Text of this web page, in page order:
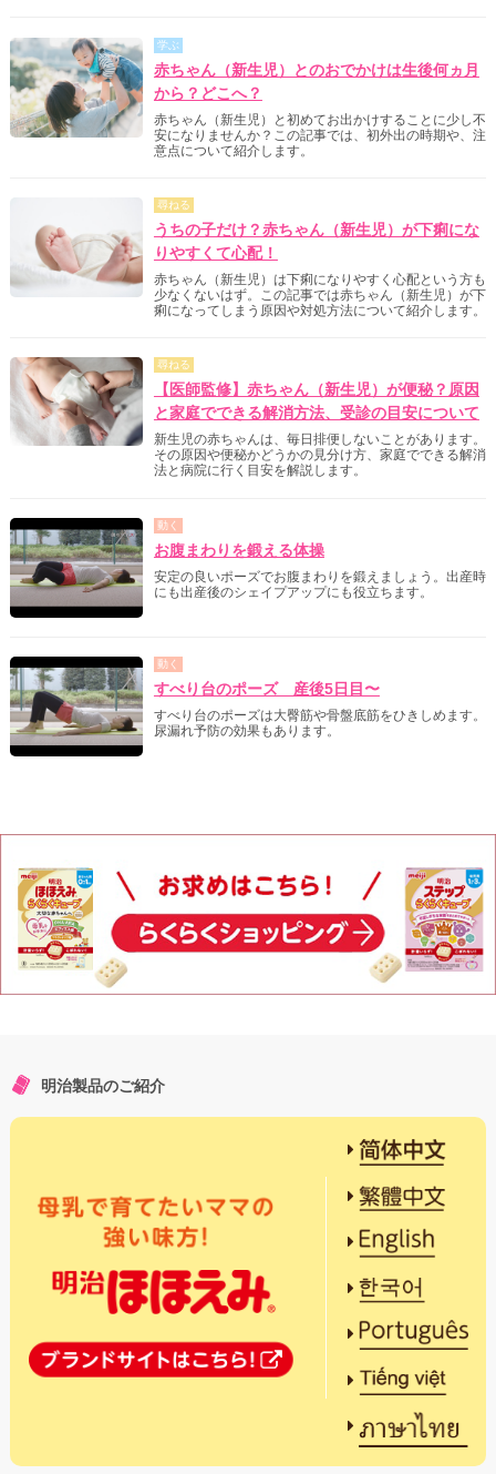
学ぶ
赤ちゃん（新生児）とのおでかけは生後何ヵ月
から？どこへ？
赤ちゃん（新生児）と初めてお出かけすることに少し不
安になりませんか？この記事では、初外出の時期や、注
意点について紹介します。
尋ねる
うちの子だけ？赤ちゃん（新生児）が下痢にな
りやすくて心配！
赤ちゃん（新生児）は下痢になりやすく心配という方も
少なくないはず。この記事では赤ちゃん（新生児）が下
痢になってしまう原因や対処方法について紹介します。
尋ねる
【医師監修】赤ちゃん（新生児）が便秘？原因
と家庭でできる解消方法、受診の目安について
新生児の赤ちゃんは、毎日排便しないことがあります。
その原因や便秘かどうかの見分け方、家庭でできる解消
法と病院に行く目安を解説します。
動く
お腹まわりを鍛える体操
安定の良いポーズでお腹まわりを鍛えましょう。出産時
にも出産後のシェイプアップにも役立ちます。
動く
すべり台のポーズ 産後5日目〜
すべり台のポーズは大臀筋や骨盤底筋をひきしめます。
尿漏れ予防の効果もあります。
明治製品のご紹介